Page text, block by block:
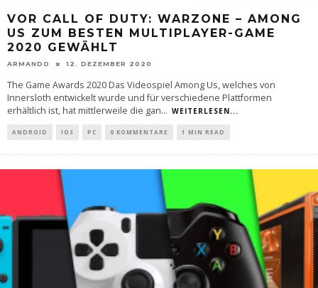
VOR CALL OF DUTY: WARZONE – AMONG
US ZUM BESTEN MULTIPLAYER-GAME
2020 GEWÄHLT
ARMANDO 12. DEZEMBER 2020
The Game Awards 2020 Das Videospiel Among Us, welches von
Innersloth entwickelt wurde und für verschiedene Plattformen
erhältlich ist, hat mittlerweile die gan... WEITERLESEN...
ANDROID IOS PC 0 KOMMENTARE 1 MIN READ